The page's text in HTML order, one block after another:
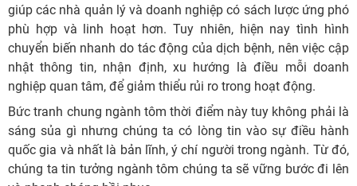
giúp các nhà quản lý và doanh nghiệp có sách lược ứng phó
phù hợp và linh hoạt hơn. Tuy nhiên, hiện nay tình hình
chuyển biến nhanh do tác động của dịch bệnh, nên việc cập
nhật thông tin, nhận định, xu hướng là điều mỗi doanh
nghiệp quan tâm, để giảm thiểu rủi ro trong hoạt động.
Bức tranh chung ngành tôm thời điểm này tuy không phải là
sáng sủa gì nhưng chúng ta có lòng tin vào sự điều hành
quốc gia và nhất là bản lĩnh, ý chí người trong ngành. Từ đó,
chúng ta tin tưởng ngành tôm chúng ta sẽ vững bước đi lên